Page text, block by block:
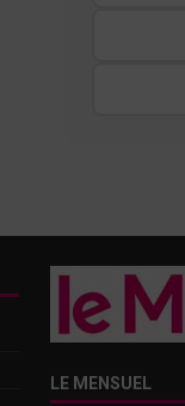
LE MENSUEL